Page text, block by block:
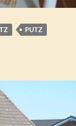
PUTZ